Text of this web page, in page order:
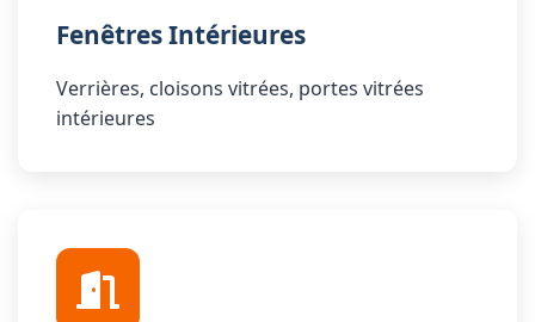
Fenêtres Intérieures
Verrières, cloisons vitrées, portes vitrées
intérieures